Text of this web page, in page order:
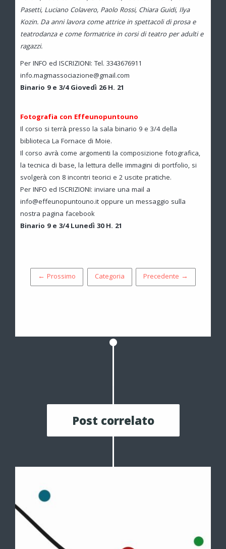
Pasetti, Luciano Colavero, Paolo Rossi, Chiara Guidi, Ilya
Kozin. Da anni lavora come attrice in spettacoli di prosa e
teatrodanza e come formatrice in corsi di teatro per adulti e
ragazzi.
Per INFO ed ISCRIZIONI: Tel. 3343676911
info.magmassociazione@gmail.com
Binario 9 e 3/4 Giovedì 26 H. 21
Fotografia con Effeunopuntouno
Il corso si terrà presso la sala binario 9 e 3/4 della
biblioteca La Fornace di Moie.
Il corso avrà come argomenti la composizione fotografica,
la tecnica di base, la lettura delle immagini di portfolio, si
svolgerà con 8 incontri teorici e 2 uscite pratiche.
Per INFO ed ISCRIZIONI: inviare una mail a
info@effeunopuntouno.it oppure un messaggio sulla
nostra pagina facebook
Binario 9 e 3/4 Lunedì 30 H. 21
← Prossimo Categoria Precedente →
Post correlato